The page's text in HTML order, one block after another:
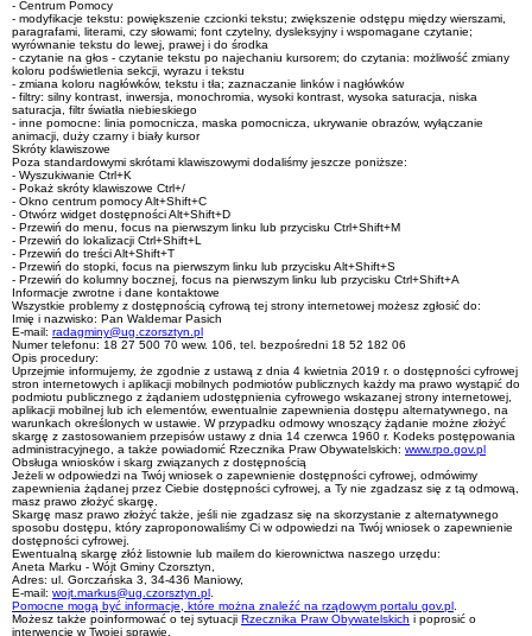
- Centrum Pomocy
- modyfikacje tekstu: powiększenie czcionki tekstu; zwiększenie odstępu między wierszami,
paragrafami, literami, czy słowami; font czytelny, dysleksyjny i wspomagane czytanie;
wyrównanie tekstu do lewej, prawej i do środka
- czytanie na głos - czytanie tekstu po najechaniu kursorem; do czytania: możliwość zmiany
koloru podświetlenia sekcji, wyrazu i tekstu
- zmiana koloru nagłówków, tekstu i tła; zaznaczanie linków i nagłówków
- filtry: silny kontrast, inwersja, monochromia, wysoki kontrast, wysoka saturacja, niska
saturacja, filtr światła niebieskiego
- inne pomocne: linia pomocnicza, maska pomocnicza, ukrywanie obrazów, wyłączanie
animacji, duży czarny i biały kursor
Skróty klawiszowe
Poza standardowymi skrótami klawiszowymi dodaliśmy jeszcze poniższe:
- Wyszukiwanie Ctrl+K
- Pokaż skróty klawiszowe Ctrl+/
- Okno centrum pomocy Alt+Shift+C
- Otwórz widget dostępności Alt+Shift+D
- Przewiń do menu, focus na pierwszym linku lub przycisku Ctrl+Shift+M
- Przewiń do lokalizacji Ctrl+Shift+L
- Przewiń do treści Alt+Shift+T
- Przewiń do stopki, focus na pierwszym linku lub przycisku Alt+Shift+S
- Przewiń do kolumny bocznej, focus na pierwszym linku lub przycisku Ctrl+Shift+A
Informacje zwrotne i dane kontaktowe
Wszystkie problemy z dostępnością cyfrową tej strony internetowej możesz zgłosić do:
Imię i nazwisko: Pan Waldemar Pasich
E-mail: radagminy@ug.czorsztyn.pl
Numer telefonu: 18 27 500 70 wew. 106, tel. bezpośredni 18 52 182 06
Opis procedury:
Uprzejmie informujemy, że zgodnie z ustawą z dnia 4 kwietnia 2019 r. o dostępności cyfrowej
stron internetowych i aplikacji mobilnych podmiotów publicznych każdy ma prawo wystąpić do
podmiotu publicznego z żądaniem udostępnienia cyfrowego wskazanej strony internetowej,
aplikacji mobilnej lub ich elementów, ewentualnie zapewnienia dostępu alternatywnego, na
warunkach określonych w ustawie. W przypadku odmowy wnoszący żądanie możne złożyć
skargę z zastosowaniem przepisów ustawy z dnia 14 czerwca 1960 r. Kodeks postępowania
administracyjnego, a także powiadomić Rzecznika Praw Obywatelskich: www.rpo.gov.pl
Obsługa wniosków i skarg związanych z dostępnością
Jeżeli w odpowiedzi na Twój wniosek o zapewnienie dostępności cyfrowej, odmówimy
zapewnienia żądanej przez Ciebie dostępności cyfrowej, a Ty nie zgadzasz się z tą odmową,
masz prawo złożyć skargę.
Skargę masz prawo złożyć także, jeśli nie zgadzasz się na skorzystanie z alternatywnego
sposobu dostępu, który zaproponowaliśmy Ci w odpowiedzi na Twój wniosek o zapewnienie
dostępności cyfrowej.
Ewentualną skargę złóż listownie lub mailem do kierownictwa naszego urzędu:
Aneta Marku - Wójt Gminy Czorsztyn
Adres: ul. Gorczańska 3, 34-436 Maniowy,
E-mail: wojt.markus@ug.czorsztyn.pl
Pomocne mogą być informacje, które można znaleźć na rządowym portalu gov.pl
Możesz także poinformować o tej sytuacji Rzecznika Praw Obywatelskich i poprosić o
interwencję w Twojej sprawie.